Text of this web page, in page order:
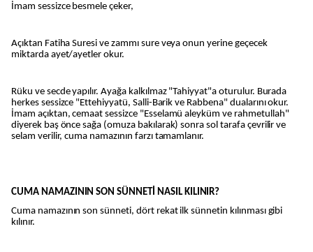
İmam sessizce besmele çeker,
Açıktan Fatiha Suresi ve zammı sure veya onun yerine geçecek
miktarda ayet/ayetler okur.
Rüku ve secde yapılır. Ayağa kalkılmaz "Tahiyyat"a oturulur. Burada
herkes sessizce "Ettehiyyatü, Salli-Barik ve Rabbena" dualarını okur.
İmam açıktan, cemaat sessizce "Esselamü aleyküm ve rahmetullah"
diyerek baş önce sağa (omuza bakılarak) sonra sol tarafa çevrilir ve
selam verilir, cuma namazının farzı tamamlanır.
CUMA NAMAZININ SON SÜNNETİ NASIL KILINIR?
Cuma namazının son sünneti, dört rekat ilk sünnetin kılınması gibi
kılınır.